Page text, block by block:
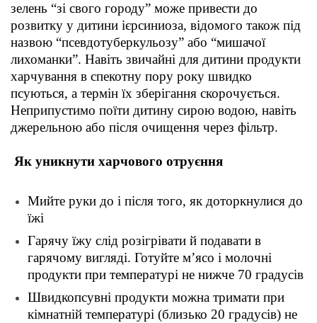
зелень “зі свого городу” може привести до
розвитку у дитини ієрсиниоза, відомого також під
назвою “псевдотуберкульозу” або “мишачої
лихоманки”. Навіть звичайні для дитини продукти
харчування в спекотну пору року швидко
псуються, а термін їх зберігання скорочується.
Неприпустимо поїти дитину сирою водою, навіть
джерельною або після очищення через фільтр.
Як уникнути харчового отруєння
Мийте руки до і після того, як доторкнулися до
їжі
Гарячу їжу слід розігрівати й подавати в
гарячому вигляді. Готуйте м’ясо і молочні
продукти при температурі не нижче 70 градусів
Швидкопсувні продукти можна тримати при
кімнатній температурі (близько 20 градусів) не